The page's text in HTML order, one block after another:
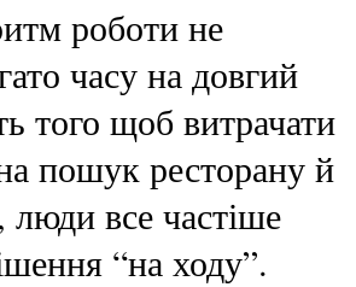
роботи не
часу на довгий
того щоб витрачати
пошук ресторану й
люди все частіше
“на ходу”.